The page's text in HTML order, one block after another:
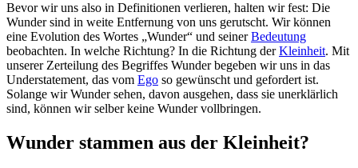
Bevor wir uns also in Definitionen verlieren, halten wir fest: Die
Wunder sind in weite Entfernung von uns gerutscht. Wir können
eine Evolution des Wortes „Wunder“ und seinerBedeutung
beobachten. In welche Richtung? In die Richtung derKleinheit. Mit
unserer Zerteilung des Begriffes Wunder begeben wir uns in das
Understatement, das vom Ego so gewünscht und gefordert ist.
Solange wir Wunder sehen, davon ausgehen, dass sie unerklärlich
sind, können wir selber keine Wunder vollbringen.
Wunder stammen aus der Kleinheit?